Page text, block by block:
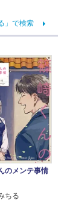
」で検索
のメンテ事情
ちる